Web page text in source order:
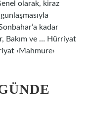
olarak, kiraz
kadar
Bakım ve … Hürriyat
›Mahmure›